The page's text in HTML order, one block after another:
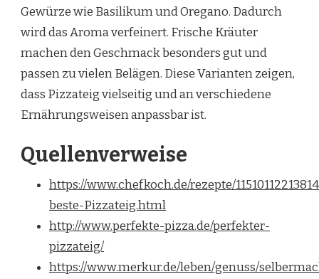
Gewürze wie Basilikum und Oregano. Dadurch
wird das Aroma verfeinert. Frische Kräuter
machen den Geschmack besonders gut und
passen zu vielen Belägen. Diese Varianten zeigen,
dass Pizzateig vielseitig und an verschiedene
Ernährungsweisen anpassbar ist.
Quellenverweise
https://www.chefkoch.de/rezepte/
beste-Pizzateig.html
http://www.perfekte-pizza.de/perfekter-
pizzateig/
https://www.merkur.de/leben/genuss/